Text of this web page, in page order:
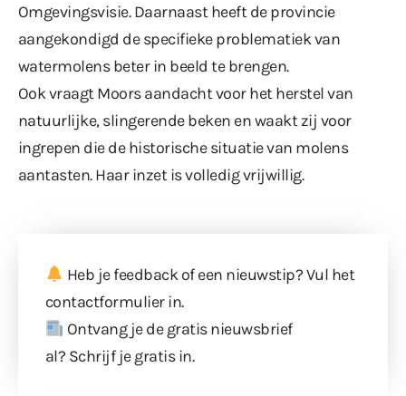
Omgevingsvisie. Daarnaast heeft de provincie
aangekondigd de specifieke problematiek van
watermolens beter in beeld te brengen.
Ook vraagt Moors aandacht voor het herstel van
natuurlijke, slingerende beken en waakt zij voor
ingrepen die de historische situatie van molens
aantasten. Haar inzet is volledig vrijwillig.
Heb je feedback of een nieuwstip? Vul het
contactformulierin.
Ontvang je de gratis nieuwsbrief
al? Schrijf je gratis in.